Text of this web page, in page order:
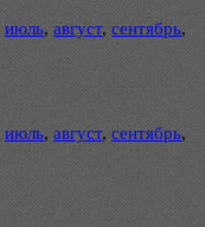
июль, август, сентябрь,
июль, август, сентябрь,